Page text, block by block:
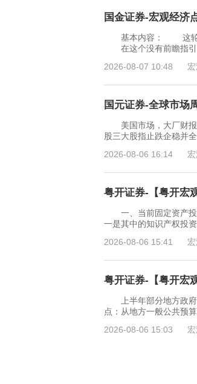
国金证券-宏观经济
基本内容： 这轮美股
在这个没有前瞻指引
2026-08-07 10:48
国元证券-全球市场
美国市场，大厂财报
股三大股指止跌企稳并
2026-08-06 16:14
粤开证券-【粤开宏
一、当前固定资产投
一是其中的知识产权投
2026-08-06 15:41
粤开证券-【粤开宏
上半年部分地方政府
点：从地方一般公共预
2026-08-06 15:03